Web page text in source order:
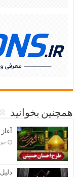
همچنین بخوانید
جولای